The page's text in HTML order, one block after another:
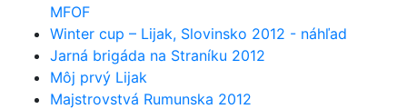
MFOF
Winter cup – Lijak, Slovinsko 2012 - náhľad
Jarná brigáda na Straníku 2012
Môj prvý Lijak
Majstrovstvá Rumunska 2012